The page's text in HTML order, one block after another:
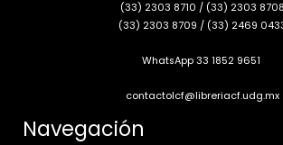
(33) 2303 8710 / (33) 2303 8708
(33) 2303 8709 / (33) 2469
WhatsApp 33 1852 9651
contactolcf@libreriacf.udg.mx
Navegación